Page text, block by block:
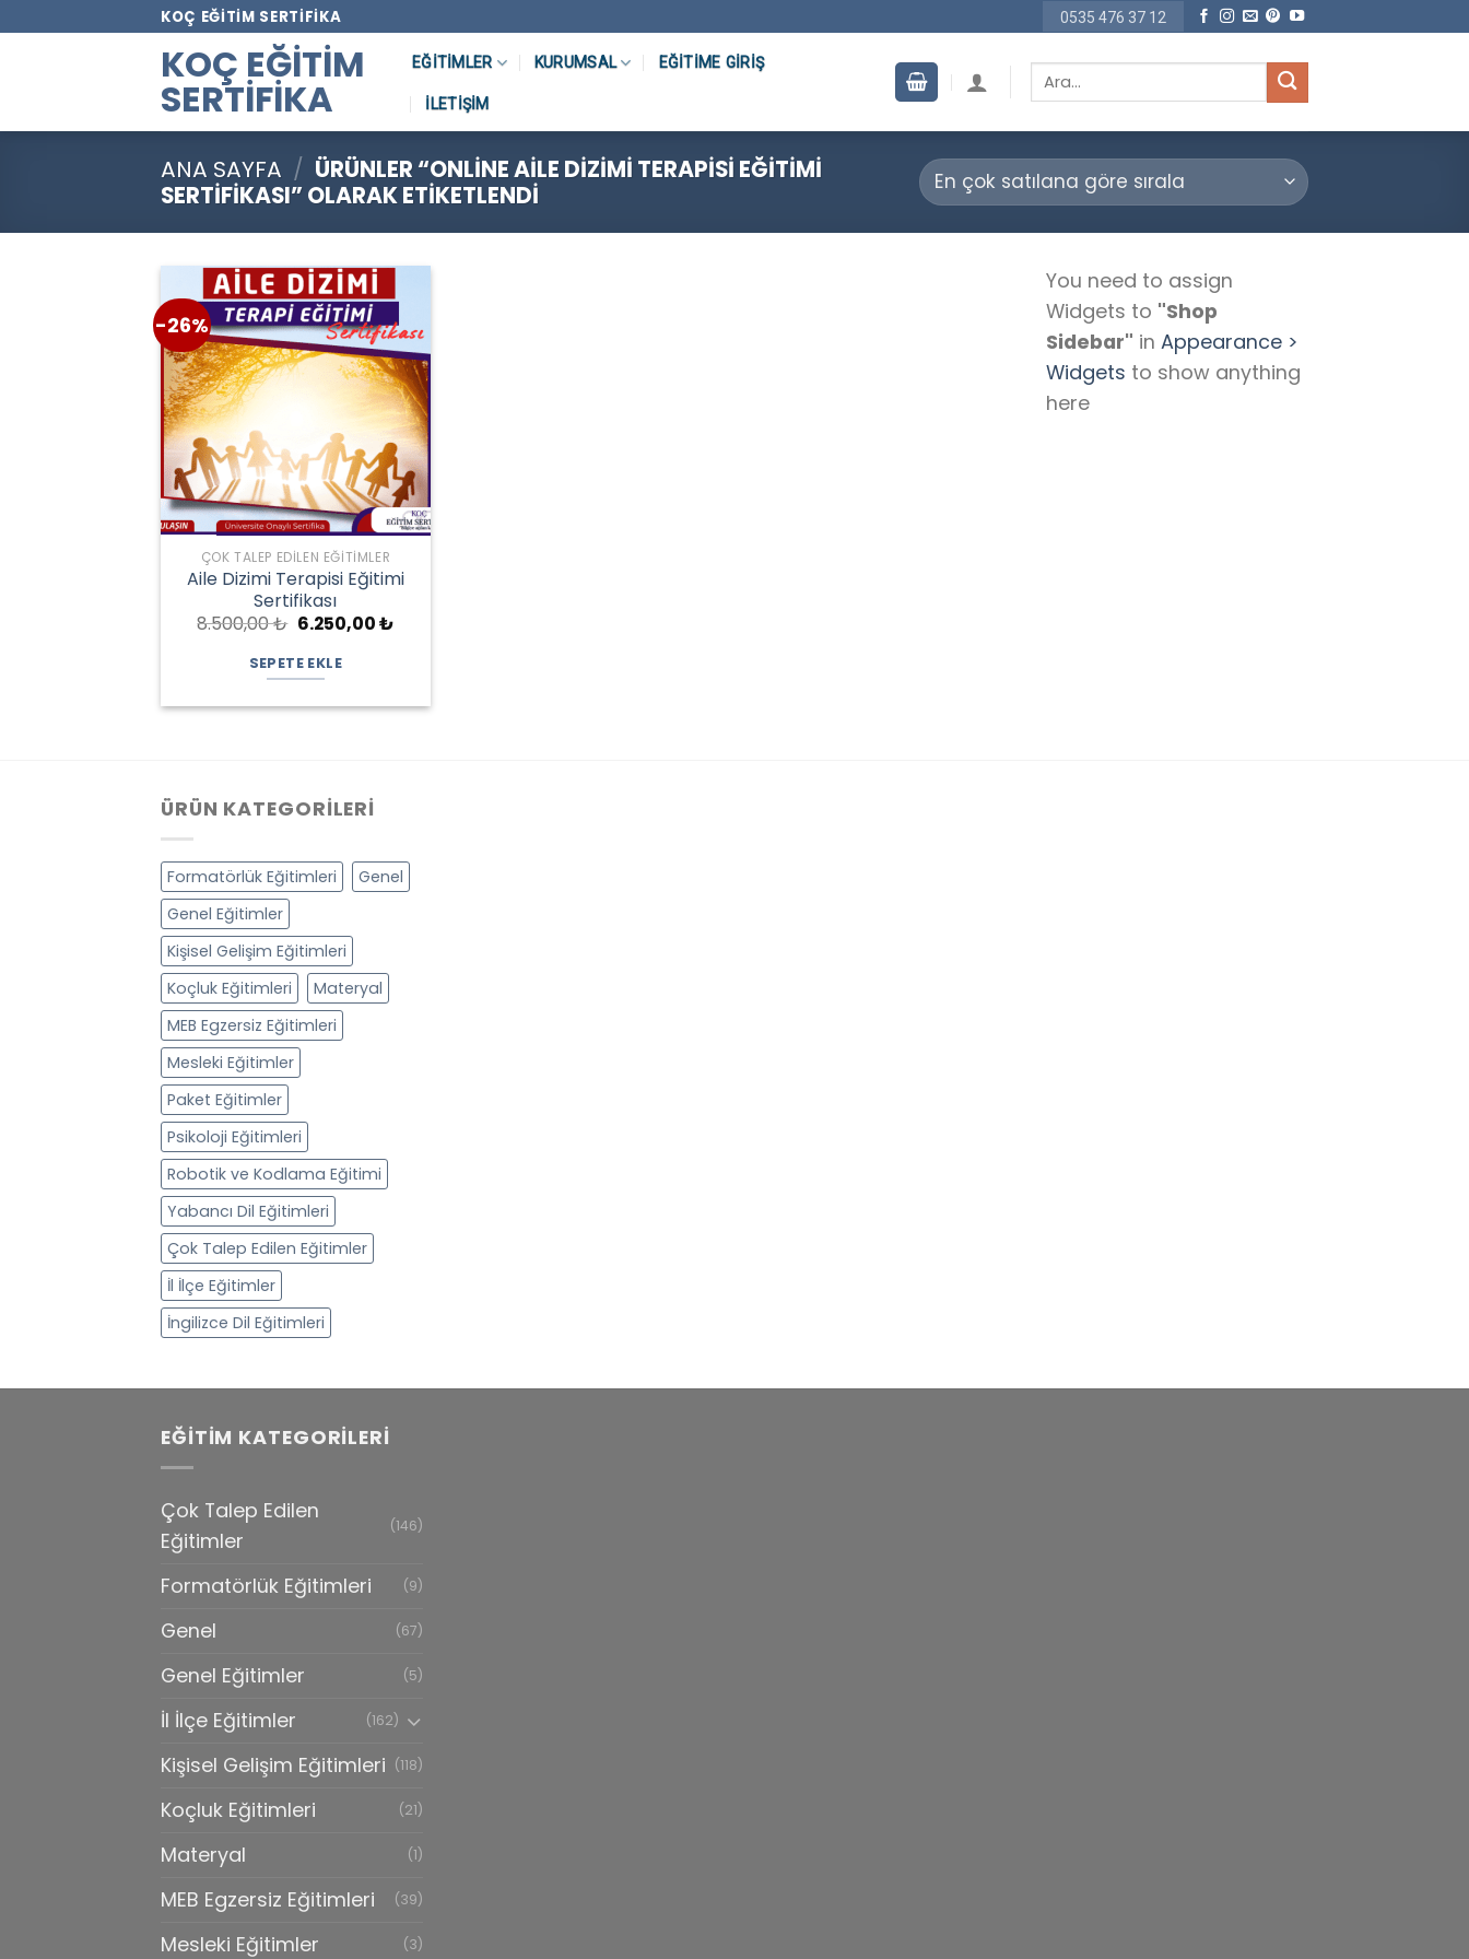
KOÇ EĞITIM SERTIFIKA 0535 476 37 12
KOÇ EĞITIM
SERTIFIKA
EĞITIMLER KURUMSAL EĞITIME GIRIŞ
İLETIŞIM
Ara:
ANA SAYFA / ÜRÜNLER “ONLINE AILE DIZIMI TERAPISI EĞITIMI
SERTIFIKASI” OLARAK ETIKETLENDI
-26%
ÇOK TALEP EDILEN EĞITIMLER
Aile Dizimi Terapisi Eğitimi
Sertifikası
8.500,00₺ Orijinal
8.500,00 ₺.
6.250,00₺Şu
SEPETE EKLE
You need to assign
Widgets to "Shop
Sidebar" in Appearance >
Widgets to show anything
here
ÜRÜN KATEGORILERI
Formatörlük Eğitimleri
Genel
Genel Eğitimler
Kişisel Gelişim Eğitimleri
Koçluk Eğitimleri
Materyal
MEB Egzersiz Eğitimleri
Mesleki Eğitimler
Paket Eğitimler
Psikoloji Eğitimleri
Robotik ve Kodlama Eğitimi
Yabancı Dil Eğitimleri
Çok Talep Edilen Eğitimler
İl İlçe Eğitimler
İngilizce Dil Eğitimleri
EĞITIM KATEGORILERI
Çok Talep Edilen
Eğitimler
(146)
Formatörlük Eğitimleri (9)
Genel (67)
Genel Eğitimler (5)
İl İlçe Eğitimler (162)
Kişisel Gelişim Eğitimleri (118)
Koçluk Eğitimleri (21)
Materyal (1)
MEB Egzersiz Eğitimleri (39)
Mesleki Eğitimler (3)